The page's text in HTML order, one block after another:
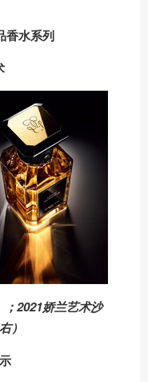
香水系列
2021娇兰艺术沙
）